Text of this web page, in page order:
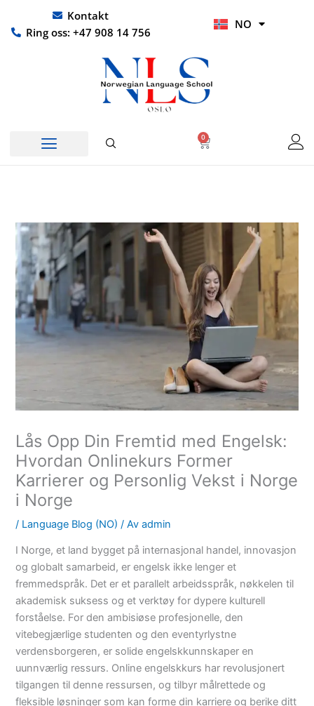
rett
Kontakt
Ring oss: +47 908 14 756
NO
HI
0
Handlekurv
Lås Opp Din Fremtid med Engelsk:
Hvordan Onlinekurs Former
Karrierer og Personlig Vekst i Norge
i Norge
/ Language Blog (NO) / Av admin
I Norge, et land bygget på internasjonal handel, innovasjon
og globalt samarbeid, er engelsk ikke lenger et
fremmedspråk. Det er et parallelt arbeidsspråk, nøkkelen til
akademisk suksess og et verktøy for dypere kulturell
forståelse. For den ambisiøse profesjonelle, den
vitebegjærlige studenten og den eventyrlystne
verdensborgeren, er solide engelskkunnskaper en
uunnværlig ressurs. Online engelskkurs har revolusjonert
tilgangen til denne ressursen, og tilbyr målrettede og
fleksible løsninger som kan forme din karriere og berike ditt